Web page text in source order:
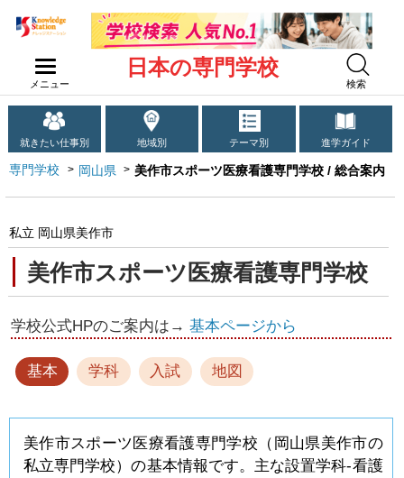
メニュー
日本の専門学校
検索
就きたい仕事別 地域別 テーマ別 進学ガイド
専門学校 岡山県 美作市スポーツ医療看護専門学校 / 総合案内
美作市スポーツ医療看護専門学校
私立 岡山県美作市
学校公式HPのご案内は→ 基本ページから
基本 学科 入試 地図
美作市スポーツ医療看護専門学校（岡山県美作市の
私立専門学校）の基本情報です。主な設置学科-看護